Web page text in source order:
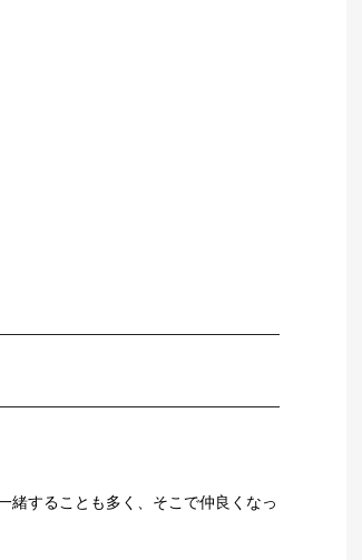
緒することも多く、そこで仲良くなっ